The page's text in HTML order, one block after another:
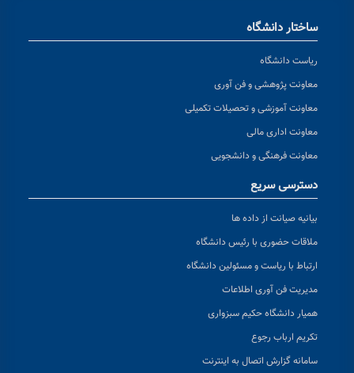
ساختار دانشگاه
ریاست دانشگاه
معاونت پژوهشی و فن آوری
معاونت آموزشی و تحصیلات تکمیلی
معاونت اداری مالی
معاونت فرهنگی و دانشجویی
دسترسی سریع
بیانیه صیانت از داده ها
ملاقات حضوری با رئیس دانشگاه
ارتباط با ریاست و مسئولین دانشگاه
مدیریت فن آوری اطلاعات
همیار دانشگاه حکیم سبزواری
تکریم ارباب رجوع
سامانه گزارش اتصال به اینترنت